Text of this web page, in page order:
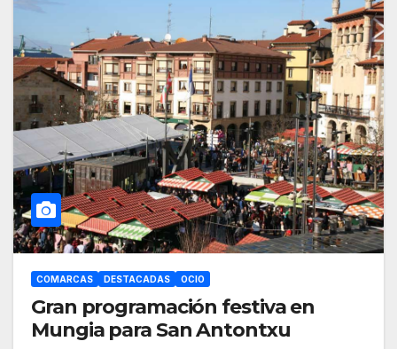
COMARCAS DESTACADAS OCIO
Gran programación festiva en
Mungia para San Antontxu